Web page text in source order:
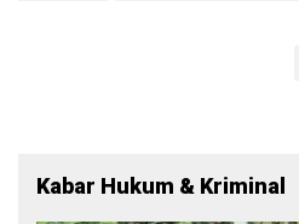
Kabar Hukum & Kriminal